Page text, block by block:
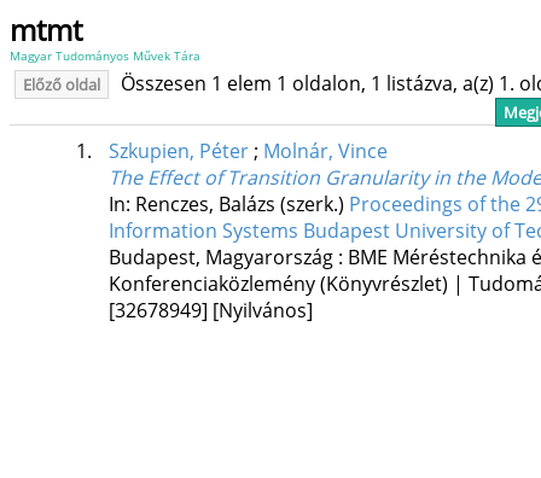
mtmt
Magyar Tudományos Művek Tára
Előző oldal Összesen 1 elem 1 oldalon, 1 listázva, a(z) 1.
1. Szkupien, Péter; Molnár, Vince
The Effect of Transition Granularity in the
In: Renczes, Balázs (szerk.) Proceedings of the
Information Systems Budapest University of
Budapest, Magyarország : BME Méréstechnika
Konferenciaközlemény (Könyvrészlet) |
[32678949] [Nyilvános]